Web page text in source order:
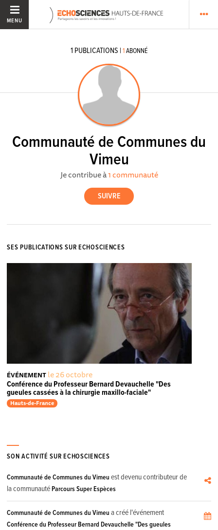
MENU
1 PUBLICATIONS | 1ABONNÉ
Communauté de Communes du
Vimeu
Je contribue à1 communauté
SES PUBLICATIONS SUR ECHOSCIENCES
ÉVÉNEMENT le 26 octobre
Conférence du Professeur Bernard Devauchelle "Des
gueules cassées à la chirurgie maxillo-faciale"
Hauts-de-France
SON ACTIVITÉ SUR ECHOSCIENCES
Communauté de Communes du Vimeu est devenu contributeur de
la communautéParcours Super Espèces
Communauté de Communes du Vimeu a créé l'événement
Conférence du Professeur Bernard Devauchelle "Des gueules